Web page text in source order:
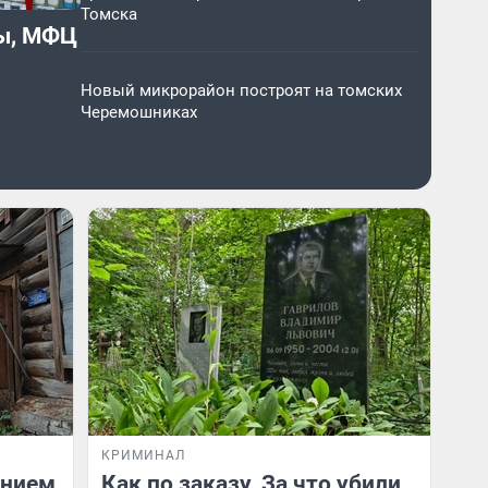
МФЦ
Томска
Новый микрорайон построят на томских
Черемошниках
КРИМИНАЛ